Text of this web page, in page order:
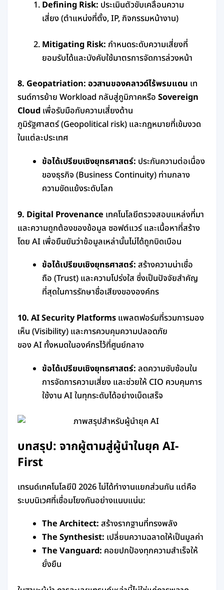
Defining Risk: ประเมินตัวขับเคลื่อนความ
เสี่ยง (ตำแหน่งที่ตั้ง, IP, กิจกรรมหน้างาน)
Mitigating Risk: กำหนดระดับความเสี่ยงที่
ยอมรับได้และบังคับใช้มาตรการจัดการล่วงหน้า
8. Geopatriation: อวสานของคลาวด์ไร้พรมแดน เท
รนด์การย้าย Workload กลับสู่ภูมิภาคหรือ Sovereign
Cloud เพื่อรับมือกับความเสี่ยงด้าน
ภูมิรัฐศาสตร์ (Geopolitical risk) และกฎหมายที่เข้มงวด
ในแต่ละประเทศ
ข้อได้เปรียบเชิงยุทธศาสตร์: ประกันความต่อเนื่อง
ของธุรกิจ (Business Continuity) ท่ามกลาง
ความขัดแย้งระดับโลก
9. Digital Provenance เทคโนโลยีตรวจสอบแหล่งที่มา
และความถูกต้องของข้อมูล ซอฟต์แวร์ และเนื้อหาที่สร้าง
โดย AI เพื่อยืนยันว่าข้อมูลเหล่านั้นไม่ได้ถูกบิดเบือน
ข้อได้เปรียบเชิงยุทธศาสตร์: สร้างความน่าเชื่อ
ถือ (Trust) และความโปร่งใส ซึ่งเป็นปัจจัยสำคัญ
ที่สุดในการรักษาชื่อเสียงขององค์กร
10. AI Security Platforms แพลตฟอร์มที่รวมการมอง
เห็น (Visibility) และการควบคุมความปลอดภัย
ของ AI ทั้งหมดในองค์กรไว้ที่ศูนย์กลาง
ข้อได้เปรียบเชิงยุทธศาสตร์: ลดความซับซ้อนใน
การจัดการความเสี่ยง และช่วยให้ CIO ควบคุมการ
ใช้งาน AI ในทุกระดับได้อย่างเบ็ดเสร็จ
บทสรุป: จากผู้ตามสู่ผู้นำในยุค AI-
First
เทรนด์เทคโนโลยีปี 2026 ไม่ได้ทำงานแยกส่วนกัน แต่คือ
ระบบนิเวศที่เชื่อมโยงกันอย่างแนบแน่น:
The Architect: สร้างรากฐานที่ทรงพลัง
The Synthesist: เปลี่ยนความฉลาดให้เป็นมูลค่า
The Vanguard: คอยปกป้องทุกความสำเร็จให้
ยั่งยืน